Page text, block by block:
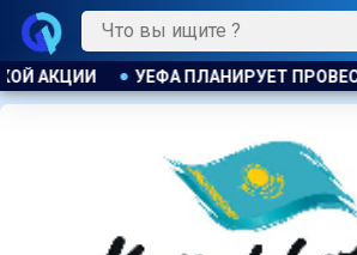
РАССЛЕДОВАНИЕ ИНИЦИАТИВЫ ФИФА